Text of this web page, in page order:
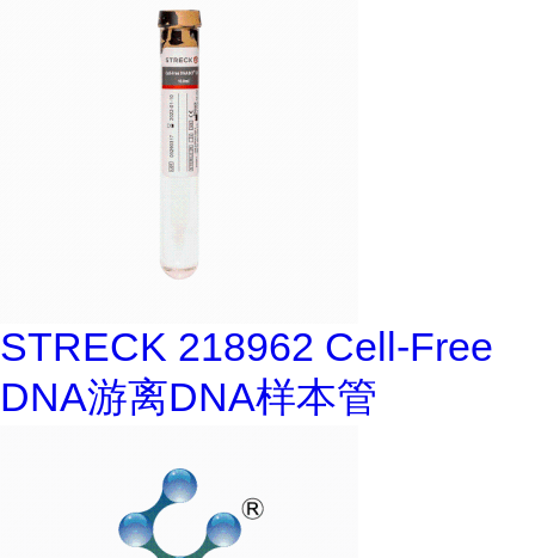
STRECK 218962 Cell-Free
DNA游离DNA样本管